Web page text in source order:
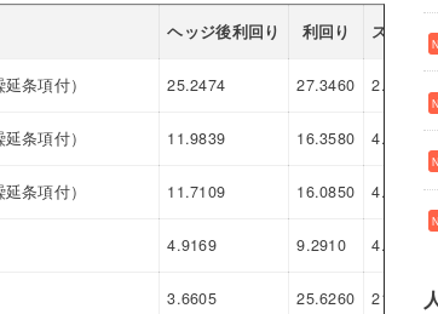
ヘッジ後利回り 利回り スワッ
条項付） 25.2474 27.3460 2.0986
条項付） 11.9839 16.3580 4.3741
条項付） 11.7109 16.0850 4.3741
4.9169 9.2910 4.3741
3.6605 25.6260 21.9655